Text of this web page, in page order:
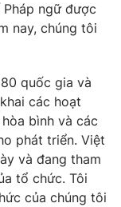
ngữ được
nay, chúng tôi
quốc gia và
các hoạt
bình và các
phát triển. Việt
và đang tham
tổ chức. Tôi
của chúng tôi